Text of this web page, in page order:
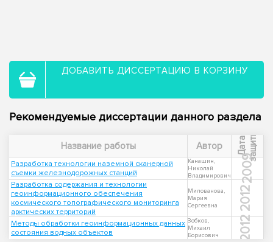
ДОБАВИТЬ ДИССЕРТАЦИЮ В КОРЗИНУ
Рекомендуемые диссертации данного раздела
Название работы Автор Д
а
т
а
з
а
щ
и
ты
Разработка технологии наземной сканерной
съемки железнодорожных станций
Канашин,
Николай
Владимирович
2009
Разработка содержания и технологии
геоинформационного обеспечения
космического топографического мониторинга
арктических территорий
Милованова,
Мария
Сергеевна
2012
Методы обработки геоинформационных данных
состояния водных объектов
Зобков,
Михаил
Борисович
2012